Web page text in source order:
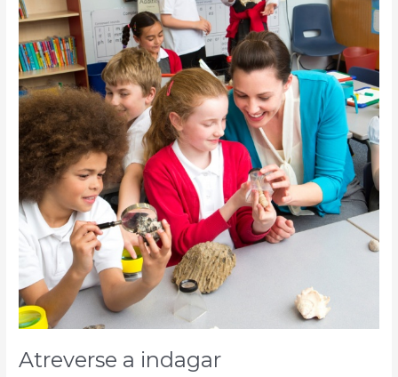
Atreverse a indagar
indagar